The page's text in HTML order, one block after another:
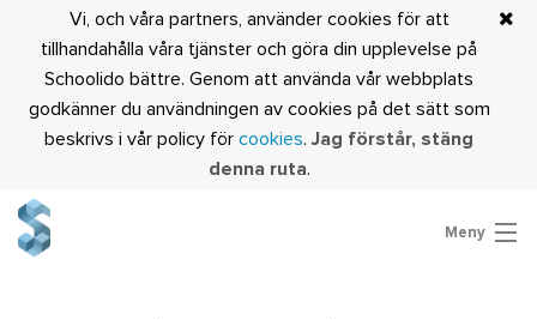
Vi, och våra partners, använder cookies för att
tillhandahålla våra tjänster och göra din upplevelse på
Schoolido bättre. Genom att använda vår webbplats
godkänner du användningen av cookies på det sätt som
beskrivs i vår policy för cookies. Jag förstår, stäng
denna ruta.
Meny